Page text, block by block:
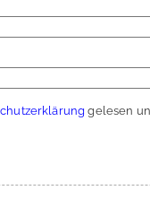
gelesen